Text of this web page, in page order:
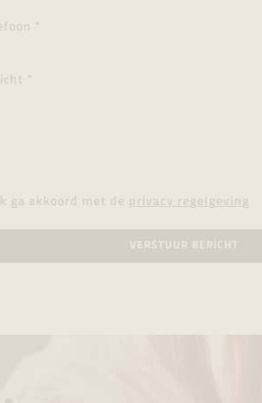
Ik ga akkoord met de privacy regelgeving
VERSTUUR BERICHT